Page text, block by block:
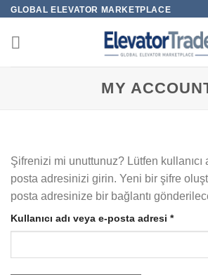
İçeriğe
GLOBAL ELEVATOR MARKETPLACE
MY
Şifrenizi mi unuttunuz? Lütfen kullanıcı
posta adresinizi girin. Yeni bir şifre
posta adresinize bir bağlantı
Kullanıcı adı veya e-posta adresi *Gerekli